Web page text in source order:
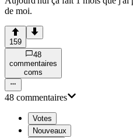
de moi.
159
48
commentaires
coms
48 commentaires
Votes
Nouveaux